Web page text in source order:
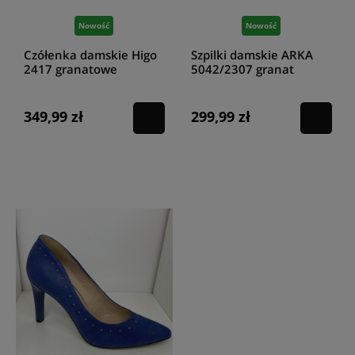
czarnym, to jednak warto zwrócić uwagę na oryginalne propozycje w
równie szykownych barwach.
Szpilki damskie skórzane granatowe
to doskonała propozycja dla pań ceniących sobie stonowane i
jednocześnie eleganckie rozwiązania. Niemałą zaletą jest sam materiał,
który odznacza się właściwościami higroskopijnymi oraz dużą
dobrze eksponują kostkę i w gruncie rzeczy z łatwością dopasujemy je
do reszty stylizacji. Warto także zwrócić uwagę naszpilki granatowe
szpilki granatowe lakierowane
, które
damskie?
Szpilki granatowe skórzane
świetnie prezentują się w połączeniu z
formalnymi outfitami. To świetna propozycja dla pań ceniących sobie
nienachalny rodzaj elegancji każdego dnia. Można je zestawiać ze
spodniami garniturowymi, spódnicami czy sukienkami. W takich
zestawieniach równie dobrze prezentują się
słupku
, choć w przeciwieństwie do tradycyjnych szpilek, zapewniają
nieco stabilniejszy krok. Uniwersalność granatu powoduje, że buty tego
typu z łatwością zestawimy z pozostałymi częściami stylizacji.
Nowość
Czółenka damskie Higo
2417 granatowe
349,99 zł
Nowość
Szpilki damskie ARKA
5042/2307 granat
299,99 zł